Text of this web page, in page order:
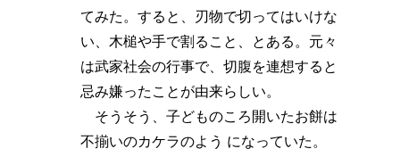
てみた。すると、刃物で切ってはいけな
い、木槌や手で割ること、とある。元々
は武家社会の行事で、切腹を連想すると
忌み嫌ったことが由来らしい。
そうそう、子どものころ開いたお餅は
不揃いのカケラのよう になっていた。